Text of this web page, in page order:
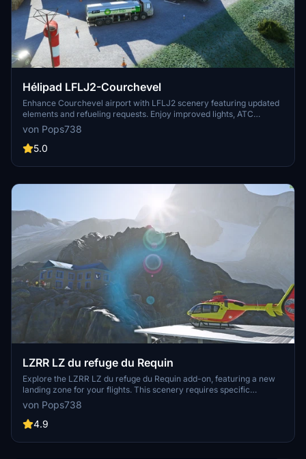
Hélipad LFLJ2-Courchevel
Enhance Courchevel airport with LFLJ2 scenery featuring updated
elements and refueling requests. Enjoy improved lights, ATC
operations, and two cold start pads. Experience the change of
scenery with flying bushes corrected and ATC name fixed.
von Pops738
5.0
LZRR LZ du refuge du Requin
Explore the LZRR LZ du refuge du Requin add-on, featuring a new
landing zone for your flights. This scenery requires specific
dependencies for the full experience, including light packs, asset
packs, and libraries. Discover a unique flying experience by adding
this to your community files.
von Pops738
4.9